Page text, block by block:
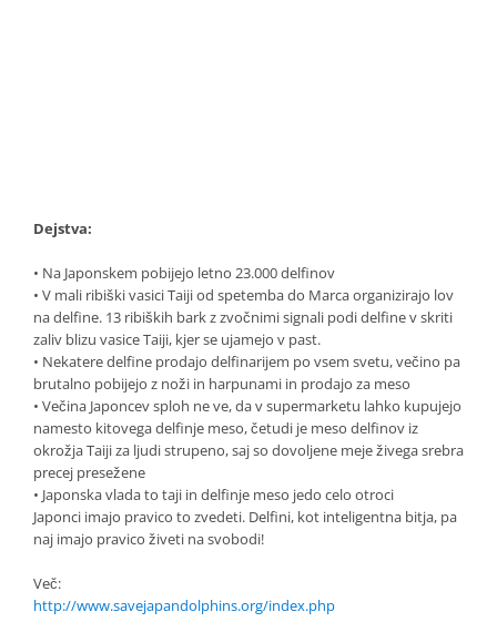
Dejstva:
• Na Japonskem pobijejo letno 23.000 delfinov
• V mali ribiški vasici Taiji od spetemba do Marca organizirajo lov
na delfine. 13 ribiških bark z zvočnimi signali podi delfine v skriti
zaliv blizu vasice Taiji, kjer se ujamejo v past.
• Nekatere delfine prodajo delfinarijem po vsem svetu, večino pa
brutalno pobijejo z noži in harpunami in prodajo za meso
• Večina Japoncev sploh ne ve, da v supermarketu lahko kupujejo
namesto kitovega delfinje meso, četudi je meso delfinov iz
okrožja Taiji za ljudi strupeno, saj so dovoljene meje živega srebra
precej presežene
• Japonska vlada to taji in delfinje meso jedo celo otroci
Japonci imajo pravico to zvedeti. Delfini, kot inteligentna bitja, pa
naj imajo pravico živeti na svobodi!
Več:
http://www.savejapandolphins.org/index.php